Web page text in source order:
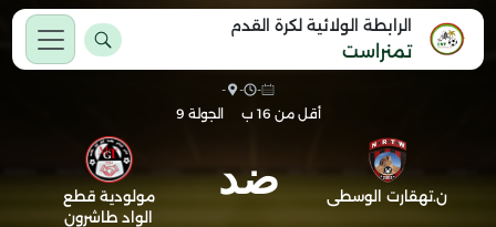
الرابطة الولائية لكرة القدم
تمنراست
-
-
-
أقل من 16 ب
الجولة 9
ن.تهقارت الوسطى ضد
مولودية قطع
الواد طاشرون